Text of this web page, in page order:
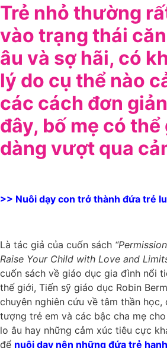
Trẻ nhỏ thường
vào trạng thái
âu và sợ hãi, có
lý do cụ thể nào
các cách đơn
đây, bố mẹ có
dàng vượt qua
>> Nuôi dạy con trở thành đứa trẻ
Là tác giả của cuốn sách
Raise Your Child with Love and
cuốn sách về giáo dục gia đình nổi
thế giới, Tiến sỹ giáo dục Robin
chuyên nghiên cứu về tâm thần
tượng trẻ em và các bậc cha mẹ
lo âu hay những cảm xúc tiêu cực
để nuôi dạy nên những đứa trẻ